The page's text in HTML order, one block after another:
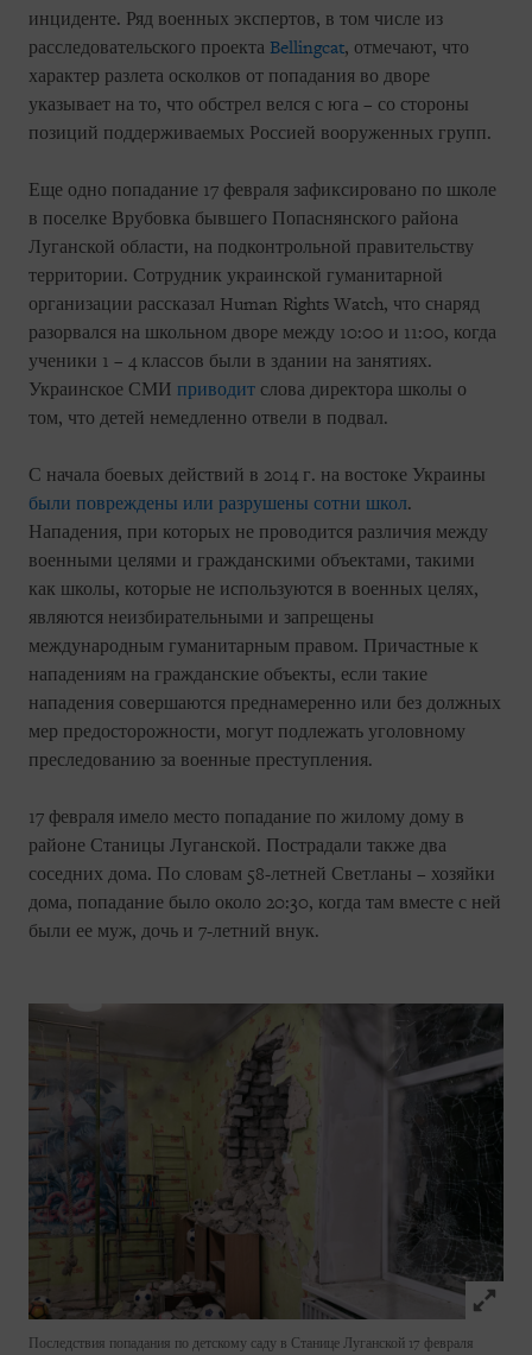
инциденте. Ряд военных экспертов, в том числе из
расследовательского проекта Bellingcat, отмечают, что
характер разлета осколков от попадания во дворе
указывает на то, что обстрел велся с юга – со стороны
позиций поддерживаемых Россией вооруженных групп.
Еще одно попадание 17 февраля зафиксировано по школе
в поселке Врубовка бывшего Попаснянского района
Луганской области, на подконтрольной правительству
территории. Сотрудник украинской гуманитарной
организации рассказал Human Rights Watch, что снаряд
разорвался на школьном дворе между 10:00 и 11:00, когда
ученики 1 – 4 классов были в здании на занятиях.
Украинское СМИ приводит слова директора школы о
том, что детей немедленно отвели в подвал.
С начала боевых действий в 2014 г. на востоке Украины
были повреждены или разрушены сотни школ.
Нападения, при которых не проводится различия между
военными целями и гражданскими объектами, такими
как школы, которые не используются в военных целях,
являются неизбирательными и запрещены
международным гуманитарным правом. Причастные к
нападениям на гражданские объекты, если такие
нападения совершаются преднамеренно или без должных
мер предосторожности, могут подлежать уголовному
преследованию за военные преступления.
17 февраля имело место попадание по жилому дому в
районе Станицы Луганской. Пострадали также два
соседних дома. По словам 58-летней Светланы – хозяйки
дома, попадание было около 20:30, когда там вместе с ней
были ее муж, дочь и 7-летний внук.
Click to
Последствия попадания по детскому саду в Станице Луганской 17 февраля